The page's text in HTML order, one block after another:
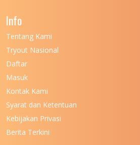
UNIVERSITAS NEGERI KHAIRUN
UNIVERSITAS NEGERI MANADO
UNIVERSITAS NEGERI MEDAN
UNIVERSITAS NEGERI PADANG
Info
Tentang Kami
Tryout Nasional
Daftar
Masuk
Kontak Kami
Syarat dan Ketentuan
Kebijakan Privasi
Berita Terkini